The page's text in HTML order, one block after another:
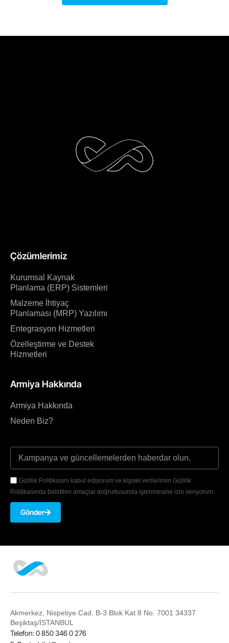
Çözümlerimiz
Kurumsal Kaynak
Planlama (ERP) Sistemleri
Malzeme İhtiyaç
Planlaması (MRP) Yazılımı
Entegrasyon Hizmetleri
Özelleştirme ve Destek
Hizmetleri
Armiya Hakkında
Armiya Hakkında
Neden Biz?
Gizlilik Politikasını kabul ediyorum ve kişisel verilerimin Gizlilik
Politikasında belirtilen amaçlar doğrultusunda işlenmesine izin veriyorum.
Gönder
Akmerkez, Nispetiye Cad. B-3 Blok Kat 8 No: 7001 34337
Beşiktaş/İSTANBUL
Telefon: 0 850 346 0 276